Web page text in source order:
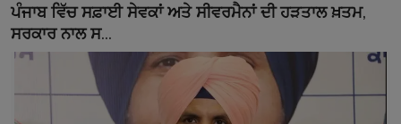
ਪੰਜਾਬ ਵਿੱਚ ਸਫ਼ਾਈ ਸੇਵਕਾਂ ਅਤੇ ਸੀਵਰਮੈਨਾਂ ਦੀ ਹੜਤਾਲ ਖ਼ਤਮ,
ਸਰਕਾਰ ਨਾਲ ਸ...